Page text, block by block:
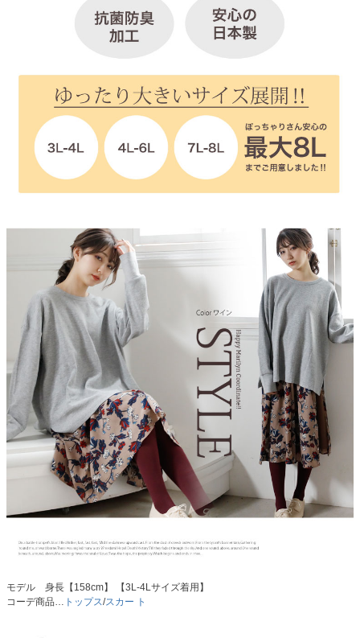
モデル 身長【158cm】 【3L-4Lサイズ着用】
コーデ商品… トップス/スカー ト